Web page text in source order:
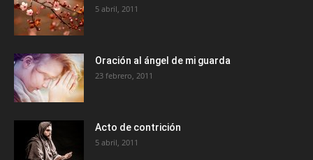
5 abril, 2011
Oración al ángel de mi guarda
23 febrero, 2011
Acto de contrición
5 abril, 2011